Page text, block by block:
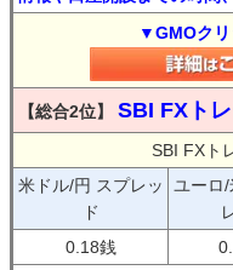
▼GMOク
【総合2位】 SBI FXト
SBI FXト
米ドル/円 スプレッ
ド
ユーロ
0.18銭